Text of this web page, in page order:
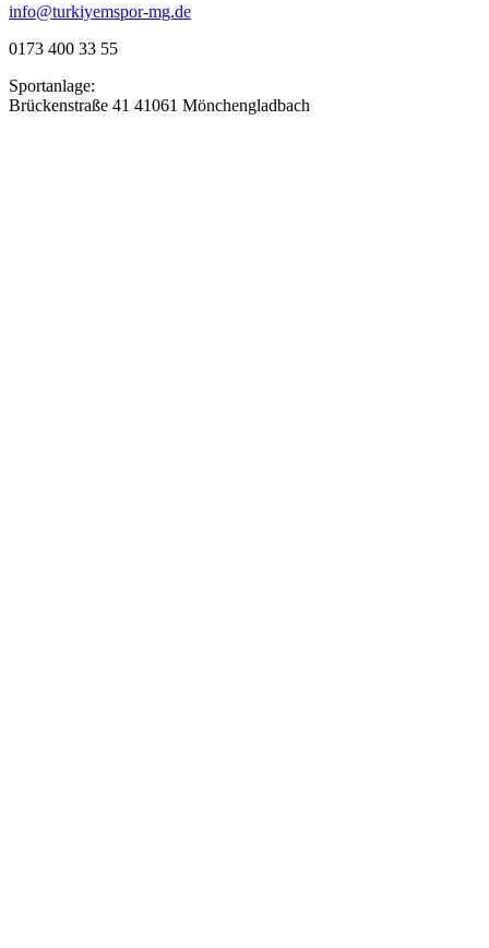
info@turkiyemspor-mg.de
0173 400 33 55
Sportanlage:
Brückenstraße 41 41061 Mönchengladbach